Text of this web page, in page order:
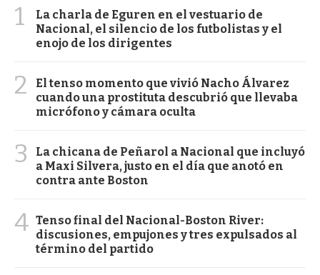
1
La charla de Eguren en el vestuario de
Nacional, el silencio de los futbolistas y el
enojo de los dirigentes
2
El tenso momento que vivió Nacho Álvarez
cuando una prostituta descubrió que llevaba
micrófono y cámara oculta
3
La chicana de Peñarol a Nacional que incluyó
a Maxi Silvera, justo en el día que anotó en
contra ante Boston
4 Tenso final del Nacional-Boston River:
discusiones, empujones y tres expulsados al
término del partido